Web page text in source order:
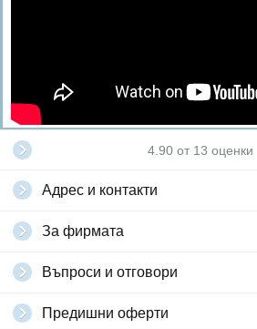
4.90 от 13 оценки
Адрес и контакти
За фирмата
Въпроси и отговори
Предишни оферти